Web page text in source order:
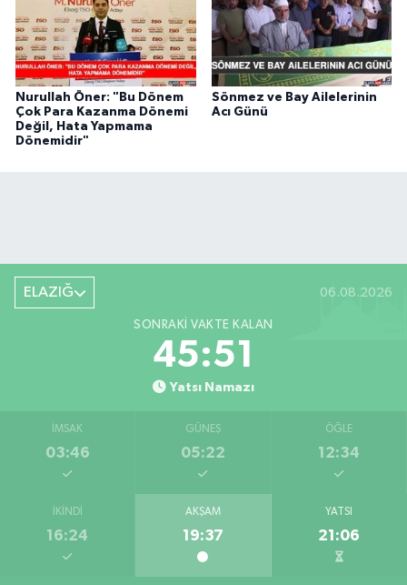
Nurullah Öner: "Bu Dönem
Çok Para Kazanma Dönemi
Değil, Hata Yapmama
Dönemidir"
Sönmez ve Bay Ailelerinin
Acı Günü
ELAZIĞ 06.08.2026
SONRAKI VAKTE KALAN
45:50
Yatsı Namazı
İMSAK
03:46
GÜNEŞ
05:22
ÖĞLE
12:34
İKINDI
16:24
AKŞAM
19:37
YATSI
21:06